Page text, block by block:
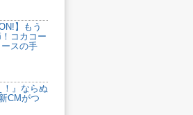
】もう
コカコー
スの手
！』ならぬ
CMがつ